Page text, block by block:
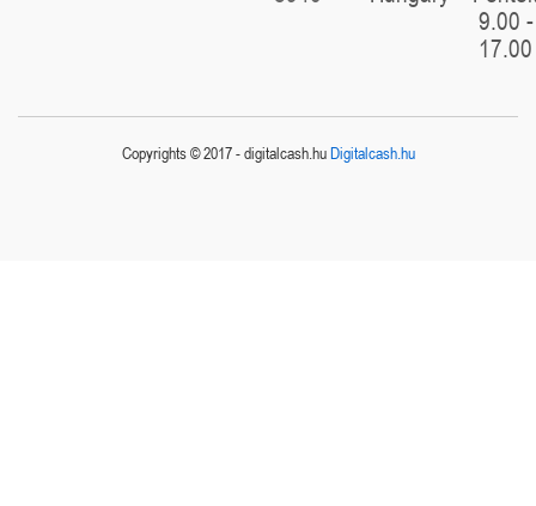
9.00 -
17.00
Copyrights © 2017 - digitalcash.huDigitalcash.hu